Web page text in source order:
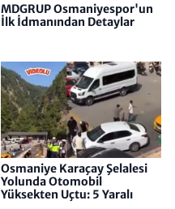
MDGRUP Osmaniyespor'un
İlk İdmanından Detaylar
Osmaniye Karaçay Şelalesi
Yolunda Otomobil
Yüksekten Uçtu: 5 Yaralı